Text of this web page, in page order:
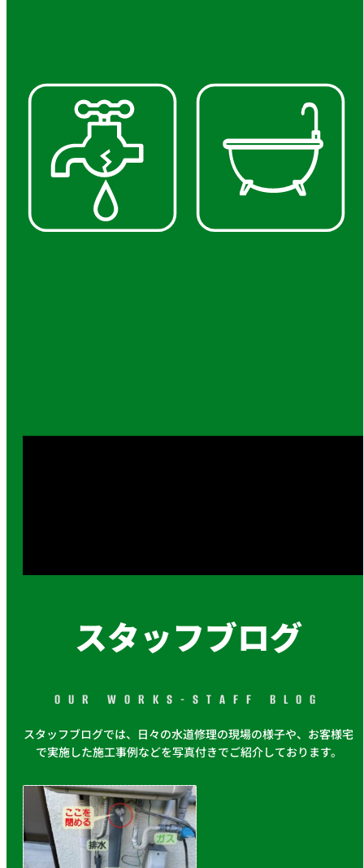
スタッフブログ
OUR WORKS-STAFF BLOG
スタッフブログでは、日々の水道修理の現場の様子や、お客様宅
で実施した施工事例などを写真付きでご紹介しております。